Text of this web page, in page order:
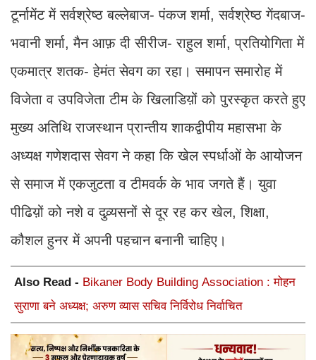
टूर्नामेंट में सर्वश्रेष्ठ बल्लेबाज- पंकज शर्मा, सर्वश्रेष्ठ गेंदबाज-
भवानी शर्मा, मैन आफ़ दी सीरीज- राहुल शर्मा, प्रतियोगिता में
एकमात्र शतक- हेमंत सेवग का रहा। समापन समारोह में
विजेता व उपविजेता टीम के खिलाडिय़ों को पुरस्कृत करते हुए
मुख्य अतिथि राजस्थान प्रान्तीय शाकद्वीपीय महासभा के
अध्यक्ष गणेशदास सेवग ने कहा कि खेल स्पर्धाओं के आयोजन
से समाज में एकजुटता व टीमवर्क के भाव जगते हैं। युवा
पीढिय़ों को नशे व दुव्र्यसनों से दूर रह कर खेल, शिक्षा,
कौशल हुनर में अपनी पहचान बनानी चाहिए।
Also Read - Bikaner Body Building Association : मोहन
सुराणा बने अध्यक्ष; अरुण व्यास सचिव निर्विरोध निर्वाचित